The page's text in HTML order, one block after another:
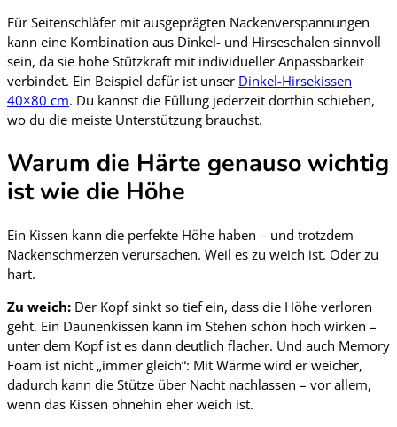
Für Seitenschläfer mit ausgeprägten Nackenverspannungen
kann eine Kombination aus Dinkel- und Hirseschalen sinnvoll
sein, da sie hohe Stützkraft mit individueller Anpassbarkeit
verbindet. Ein Beispiel dafür ist unser Dinkel-Hirsekissen
40×80 cm. Du kannst die Füllung jederzeit dorthin schieben,
wo du die meiste Unterstützung brauchst.
Warum die Härte genauso wichtig
ist wie die Höhe
Ein Kissen kann die perfekte Höhe haben – und trotzdem
Nackenschmerzen verursachen. Weil es zu weich ist. Oder zu
hart.
Zu weich: Der Kopf sinkt so tief ein, dass die Höhe verloren
geht. Ein Daunenkissen kann im Stehen schön hoch wirken –
unter dem Kopf ist es dann deutlich flacher. Und auch Memory
Foam ist nicht „immer gleich“: Mit Wärme wird er weicher,
dadurch kann die Stütze über Nacht nachlassen – vor allem,
wenn das Kissen ohnehin eher weich ist.